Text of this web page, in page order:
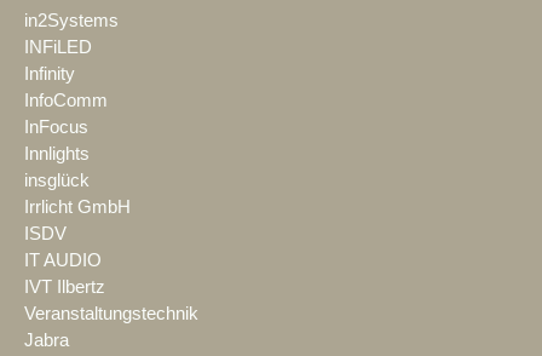
in2Systems
INFiLED
Infinity
InfoComm
InFocus
Innlights
insglück
Irrlicht GmbH
ISDV
IT AUDIO
IVT Ilbertz
Veranstaltungstechnik
Jabra